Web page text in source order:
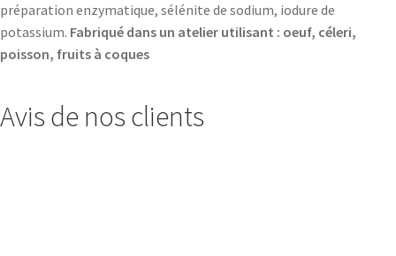
préparation enzymatique, sélénite de sodium, iodure de
potassium. Fabriqué dans un atelier utilisant : oeuf, céleri,
poisson, fruits à coques
Avis de nos clients